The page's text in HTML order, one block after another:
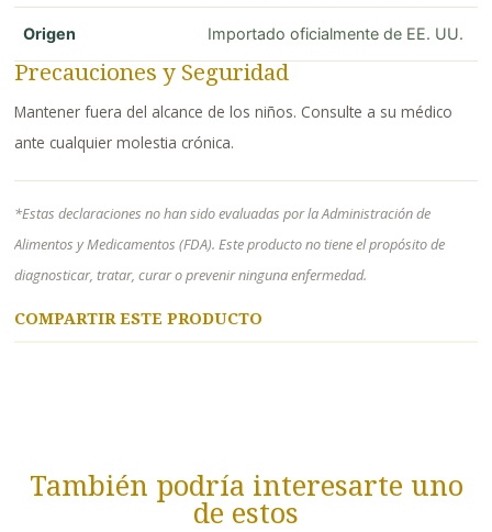
Origen Importado oficialmente de EE. UU.
Precauciones y Seguridad
Mantener fuera del alcance de los niños. Consulte a su médico
ante cualquier molestia crónica.
*Estas declaraciones no han sido evaluadas por la Administración de
Alimentos y Medicamentos (FDA). Este producto no tiene el propósito de
diagnosticar, tratar, curar o prevenir ninguna enfermedad.
COMPARTIR ESTE PRODUCTO
También podría interesarte uno
de estos